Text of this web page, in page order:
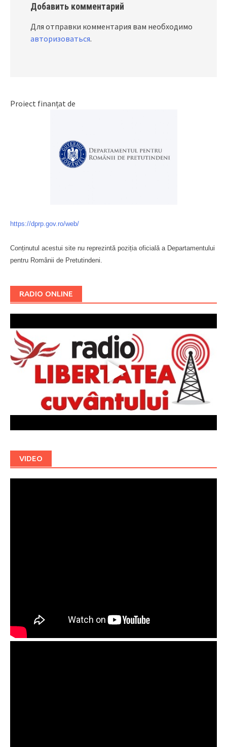
Добавить комментарий
Для отправки комментария вам необходимо
авторизоваться.
Proiect finanțat de
https://dprp.gov.ro/web/
Conținutul acestui site nu reprezintă poziția oficială a Departamentului
pentru Românii de Pretutindeni.
RADIO ONLINE
VIDEO